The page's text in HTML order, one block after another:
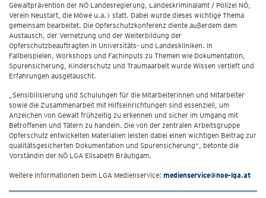
Gewaltprävention der NÖ Landesregierung, Landeskriminalamt / Polizei NÖ,
Verein Neustart, die Möwe u.a.) statt. Dabei wurde dieses wichtige Thema
gemeinsam bearbeitet. Die Opferschutzkonferenz diente außerdem dem
Austausch, der Vernetzung und der Weiterbildung der
Opferschutzbeauftragten in Universitäts- und Landeskliniken. In
Fallbeispielen, Workshops und Fachinputs zu Themen wie Dokumentation,
Spurensicherung, Kinderschutz und Traumaarbeit wurde Wissen vertieft und
Erfahrungen ausgetauscht.
„Sensibilisierung und Schulungen für die Mitarbeiterinnen und Mitarbeiter
sowie die Zusammenarbeit mit Hilfseinrichtungen sind essenziell, um
Anzeichen von Gewalt frühzeitig zu erkennen und sicher im Umgang mit
Betroffenen und Tätern zu handeln. Die von der zentralen Arbeitsgruppe
Opferschutz entwickelten Materialien leisten dabei einen wichtigen Beitrag zur
qualitätsgesicherten Dokumentation und Spurensicherung“, betonte die
Vorständin der NÖ LGA Elisabeth Bräutigam.
Weitere Informationen beim LGA Medienservice: medienservice@noe-lga.at